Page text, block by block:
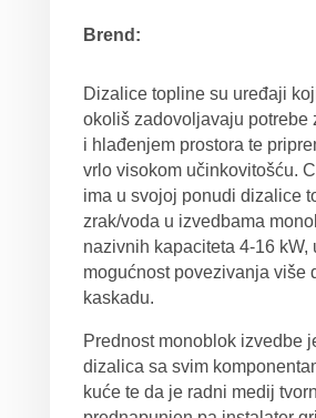
Brend:
Dizalice topline su uređaji
okoliš zadovoljavaju potrebe
i hlađenjem prostora te
vrlo visokom učinkovitošću.
ima u svojoj ponudi dizalice
zrak/voda u izvedbama
nazivnih kapaciteta 4-16 kW,
mogućnost povezivanja više
kaskadu.
Prednost monoblok izvedbe
dizalica sa svim
kuće te da je radni medij